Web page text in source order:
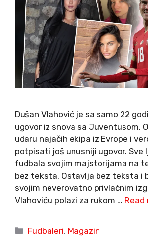
Dušan Vlahović je sa samo 22
ugovor iz snova sa Juventusom.
udaru najačih ekipa iz Evrope i
potpisati još unusniji ugovor. Sve
fudbala svojim majstorijama na
bez teksta. Ostavlja bez teksta i
svojim neverovatno privlačnim
Vlahoviću polazi za rukom … Read
Categories
Fudbaleri, Magazin